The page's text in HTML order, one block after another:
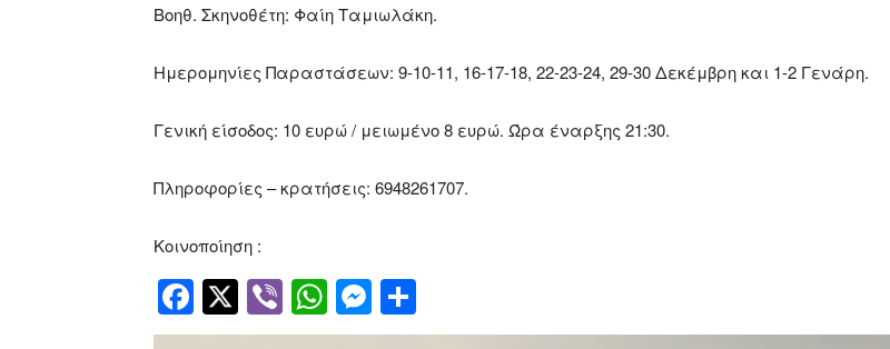
Βοηθ. Σκηνοθέτη: Φαίη Ταμιωλάκη.
Ημερομηνίες Παραστάσεων: 9-10-11, 16-17-18, 22-23-24, 29-30 Δεκέμβρη και 1-2 Γενάρη.
Γενική είσοδος: 10 ευρώ / μειωμένο 8 ευρώ. Ώρα έναρξης 21:30.
Πληροφορίες – κρατήσεις: 6948261707.
Κοινοποίηση :
Facebook
Twitter
ViberWhatsApp
Messenger